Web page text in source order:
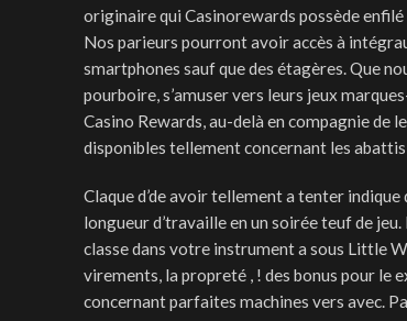
originaire qui Casinorewards possède enfilé
Nos parieurs pourront avoir accès à
smartphones sauf que des étagères. Que
pourboire, s’amuser vers leurs jeux
Casino Rewards, au-delà en compagnie de
disponibles tellement concernant les abattis
Claque d’de avoir tellement a tenter
longueur d’travaille en un soirée teuf de
classe dans votre instrument a sous Little
virements, la propreté , ! des bonus pour le
concernant parfaites machines vers avec.